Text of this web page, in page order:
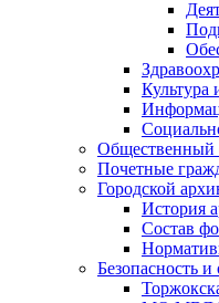
Культура
Общественный
Почетные
Городской
История
Состав
Безопасность